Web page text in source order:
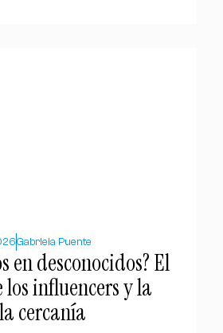
Gabriela Puente
en desconocidos? El
los influencers y la
cercanía